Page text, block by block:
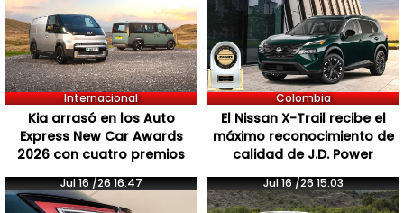
Internacional
Kia arrasó en los Auto
Express New Car Awards
2026 con cuatro premios
Colombia
El Nissan X-Trail recibe el
máximo reconocimiento de
calidad de J.D. Power
Jul 16 /26 16:47 Jul 16 /26 15:03